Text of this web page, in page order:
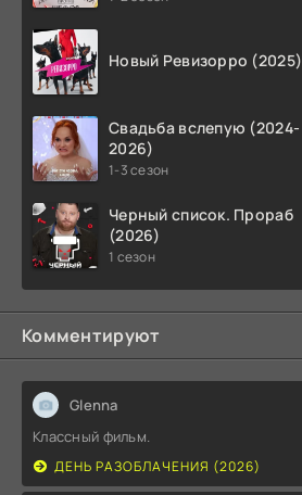
Новый Ревизорро (2025)
Свадьба вслепую (2024-
2026)
1-3 сезон
Черный список. Прораб
(2026)
1 сезон
Комментируют
Glenna
Классный фильм.
ДЕНЬ РАЗОБЛАЧЕНИЯ (2026)